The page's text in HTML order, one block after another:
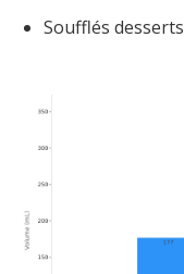
Soufflés desserts